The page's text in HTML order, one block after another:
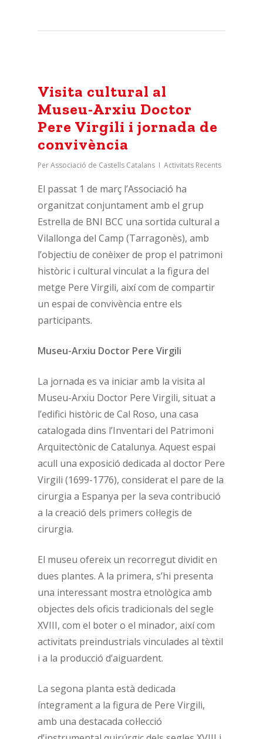
Visita cultural al
Museu-Arxiu Doctor
Pere Virgili i jornada de
convivència
PerAssociació de Castells Catalans Activitats Recents
El passat 1 de març l’Associació ha
organitzat conjuntament amb el grup
Estrella de BNI BCC una sortida cultural a
Vilallonga del Camp (Tarragonès), amb
l’objectiu de conèixer de prop el patrimoni
històric i cultural vinculat a la figura del
metge Pere Virgili, així com de compartir
un espai de convivència entre els
participants.
Museu-Arxiu Doctor Pere Virgili
La jornada es va iniciar amb la visita al
Museu-Arxiu Doctor Pere Virgili, situat a
l’edifici històric de Cal Roso, una casa
catalogada dins l’Inventari del Patrimoni
Arquitectònic de Catalunya. Aquest espai
acull una exposició dedicada al doctor Pere
Virgili (1699-1776), considerat el pare de la
cirurgia a Espanya per la seva contribució
a la creació dels primers col·legis de
cirurgia.
El museu ofereix un recorregut dividit en
dues plantes. A la primera, s’hi presenta
una interessant mostra etnològica amb
objectes dels oficis tradicionals del segle
XVIII, com el boter o el minador, així com
activitats preindustrials vinculades al tèxtil
i a la producció d’aiguardent.
La segona planta està dedicada
íntegrament a la figura de Pere Virgili,
amb una destacada col·lecció